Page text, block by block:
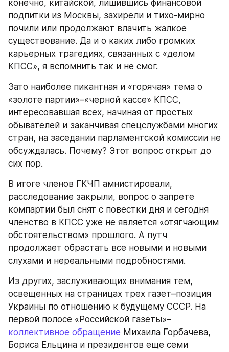
конечно, китайской, лишившись финансовой
подпитки из Москвы, захирели и тихо-мирно
почили или продолжают влачить жалкое
существование. Да и о каких либо громких
карьерных трагедиях, связанных с «делом
КПСС», я вспомнить так и не смог.
Зато наиболее пикантная и «горячая» тема о
«золоте партии»–«черной кассе» КПСС,
интересовавшая всех, начиная от простых
обывателей и заканчивая спецслужбами многих
стран, на заседании парламентской комиссии не
обсуждалась. Почему? Этот вопрос открыт до
сих пор.
В итоге членов ГКЧП амнистировали,
расследование закрыли, вопрос о запрете
компартии был снят с повестки дня и сегодня
членство в КПСС уже не является «отягчающим
обстоятельством» прошлого. А путч
продолжает обрастать все новыми и новыми
слухами и нереальными подробностями.
Из других, заслуживающих внимания тем,
освещенных на страницах трех газет–позиция
Украины по отношению к будущему СССР. На
первой полосе «Российской газеты»–
коллективное обращение Михаила Горбачева,
Бориса Ельцина и президентов еще семи